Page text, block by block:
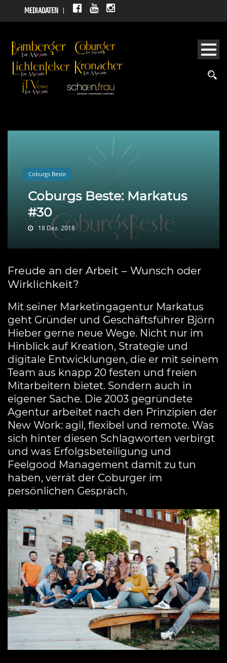
MEDIADATEN
Coburgs Beste
Coburgs Beste: Markatus
#30
18 Dez. 2018
Freude an der Arbeit – Wunsch oder
Wirklichkeit?
Mit seiner Marketingagentur Markatus
geht Gründer und Geschäftsführer Björn
Hieber gerne neue Wege. Nicht nur im
Hinblick auf Kreation, Strategie und
digitale Entwicklungen, die er mit seinem
Team aus knapp 20 festen und freien
Mitarbeitern bietet. Sondern auch in
eigener Sache. Die 2003 gegründete
Agentur arbeitet nach den Prinzipien der
New Work: agil, flexibel und remote. Was
sich hinter diesen Schlagworten verbirgt
und was Erfolgsbeteiligung und
Feelgood Management damit zu tun
haben, verrät der Coburger im
persönlichen Gespräch.